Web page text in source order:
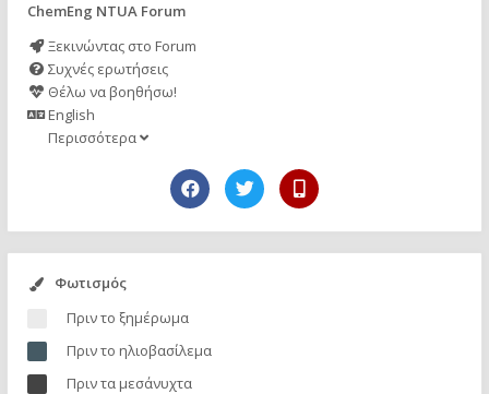
ChemEng NTUA Forum
Ξεκινώντας στο Forum
Συχνές ερωτήσεις
Θέλω να βοηθήσω!
English
Περισσότερα
Φωτισμός
Πριν το ξημέρωμα
Πριν το ηλιοβασίλεμα
Πριν τα μεσάνυχτα